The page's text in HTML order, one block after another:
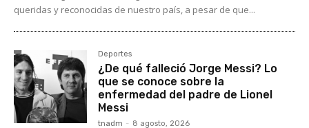
queridas y reconocidas de nuestro país, a pesar de que...
Deportes
¿De qué falleció Jorge Messi? Lo
que se conoce sobre la
enfermedad del padre de Lionel
Messi
tnadm - 8 agosto, 2026